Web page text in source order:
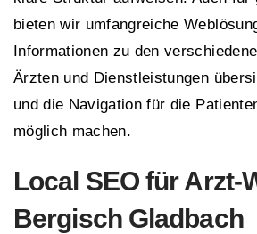
bieten wir umfangreiche
Informationen zu den
Ärzten und Dienstleistungen
und die Navigation für die
möglich machen.
Local SEO für Arzt-
Bergisch Gladbach